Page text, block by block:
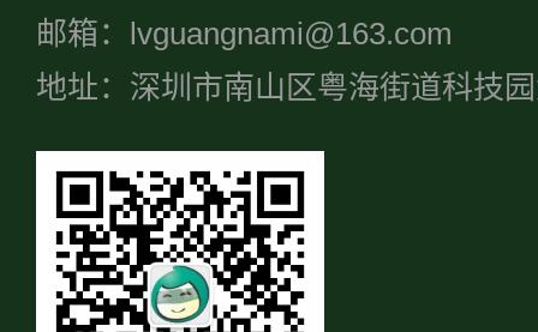
邮箱：lvguangnami@163.com
地址：深圳市南山区粤海街道科技